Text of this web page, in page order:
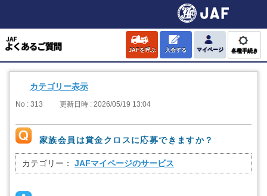
JAFを呼ぶ 入会する マイページ 各種手続き
カテゴリー表示
No : 313 更新日時 : 2026/05/19 13:04
家族会員は賞金クロスに応募できますか？
カテゴリー： JAFマイページのサービス